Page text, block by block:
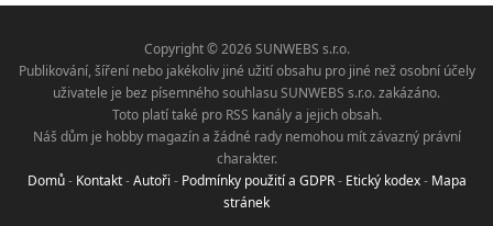
Copyright © 2026 SUNWEBS s.r.o.
Publikování, šíření nebo jakékoliv jiné užití obsahu pro jiné než osobní účely
uživatele je bez písemného souhlasu SUNWEBS s.r.o. zakázáno.
Toto platí také pro RSS kanály a jejich obsah.
Náš dům je hobby magazín a žádné rady nemohou mít závazný právní
charakter.
Domů- Kontakt-Autoři - Podmínky použití a GDPR- Etický kodex- Mapa
stránek